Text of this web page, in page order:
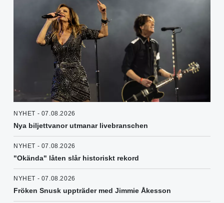
NYHET - 07.08.2026
Nya biljettvanor utmanar livebranschen
NYHET - 07.08.2026
"Okända" låten slår historiskt rekord
NYHET - 07.08.2026
Fröken Snusk uppträder med Jimmie Åkesson